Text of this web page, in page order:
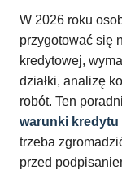
W 2026 roku
przygotować się
kredytowej,
działki, analizę
robót. Ten
warunki kredytu
trzeba
przed